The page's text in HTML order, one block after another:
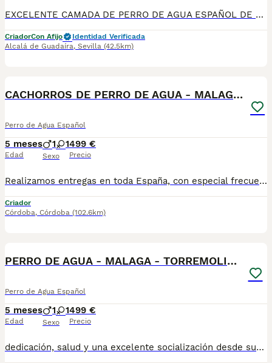
EXCELENTE CAMADA DE PERRO DE AGUA ESPAÑOL DE LÍNEA DE CAMPEONES DE BELLEZA. Disponible camada de 5 cachorros todos marrones: 1 macho y 4 hembras. Criados en ambiente familiar, con muy buen carácter y excelente morfología. Se entregan a partir del día 12 de mayo con: • Dos vacunas víricas • Chip y pasaporte europeo • Desparasitaciones al día • Pedigree en tramitación El padre es el ejemplar blanco y la madre la marrón que aparece junto a sus cachorros. La camada está avalada por 4 Campeones de España en su línea genética. Se entregan con contrato de compraventa y garantía por escrito. Tf 685901957 Disponemos de núcleo Zoológico Te lo llevamos a casa por el mismo precio . Ver videos de los cachorros .
CriadorCon Afijo
Identidad Verificada
Alcalá de Guadaíra, Sevilla (42.5km)
CACHORROS DE PERRO DE AGUA - MALAGA - MARBELLA
Perro de Agua Español
5 meses
Edad
1 1
Sexo
499 €
Precio
Realizamos entregas en toda España, con especial frecuencia en **Andalucía**: Sevilla, Málaga, Cádiz, Córdoba, Granada, Jaén, Huelva y Almería. También entregamos habitualmente en Marbella, Jerez de la Frontera, Estepona, Fuengirola, Benalmádena, Mijas, Dos Hermanas y cualquier punto de España. **Entrega 100% a contrarreembolso.** No tendrás que adelantar el importe del cachorro. Lo recibirás en la puerta de tu casa mediante transporte especializado y podrás comprobar que todo está correcto antes de realizar el pago. Nuestros cachorros se entregan: ✅ Vacunados y desparasitados según su edad. ✅ Con microchip, cartilla veterinaria y documentación al día. ✅ Revisados veterinariamente antes de salir de nuestras instalaciones. ✅ Procedentes de excelentes líneas, seleccionadas por salud, carácter y morfología. ✅ Perfectamente socializados y acostumbrados al contacto diario con personas. ✅ Iniciados en el aprendizaje para hacer sus necesidades sobre empapador, facilitando su adaptación al nuevo hogar. ✅ Con asesoramiento personalizado antes y después de la entrega. Nuestro objetivo no es vender un cachorro más. Queremos que cada familia reciba un compañero sano, equilibrado y criado con el máximo cuidado desde el primer día. 📩 Si deseas fotografías, vídeos o más información, escríbenos por privado. Estaremos encantados de ayudarte a encontrar el compañero perfecto670864332
Criador
Córdoba, Córdoba (102.6km)
PERRO DE AGUA - MALAGA - TORREMOLINOS
Perro de Agua Español
5 meses
Edad
1 1
Sexo
499 €
Precio
dedicación, salud y una excelente socialización desde sus primeras semanas de vida, estaremos encantados de ayudarte. 🚚 Realizamos entregas en toda España, con especial frecuencia en **Andalucía**: Sevilla, Málaga, Cádiz, Córdoba, Granada, Jaén, Huelva y Almería. También entregamos habitualmente en Marbella, Jerez de la Frontera, Estepona, Fuengirola, Benalmádena, Mijas, Dos Hermanas y cualquier punto de España. **Entrega 100% a contrarreembolso.** No tendrás que adelantar el importe del cachorro. Lo recibirás en la puerta de tu casa mediante transporte especializado y podrás comprobar que todo está correcto antes de realizar el pago. Nuestros cachorros se entregan: ✅ Vacunados y desparasitados según su edad. ✅ Con microchip, cartilla veterinaria y documentación al día. ✅ Revisados veterinariamente antes de salir de nuestras instalaciones. ✅ Procedentes de excelentes líneas, seleccionadas por salud, carácter y morfología. ✅ Perfectamente socializados y acostumbrados al contacto diario con personas. ✅ Iniciados en el aprendizaje para hacer sus necesidades sobre empapador, facilitando su adaptación al nuevo hogar , asesoramiento personalizado antes y después de la entrega. Nuestro objetivo no es vender un cachorro más. Queremos que cada familia reciba un compañero sano, equilibrado y criado con el máximo cuidado desde el primer día. 📩 Si deseas fotografías, vídeos o más información, escríbenos por privado. Estaremos encantados de ayudarte a encontrar el compañero perfecto670864332